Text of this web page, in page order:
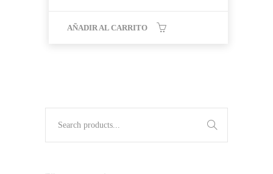
AÑADIR AL CARRITO